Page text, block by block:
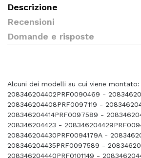
Descrizione
Recensioni
Domande e risposte
Alcuni dei modelli su cui viene montato:
208346204402PRF0090469 -
208346204408PRF0097119 -
208346204414PRF0097589 -
208346204423 -
208346204430PRF0094179A -
208346204435PRF0097589 -
208346204440PRF0101149 -